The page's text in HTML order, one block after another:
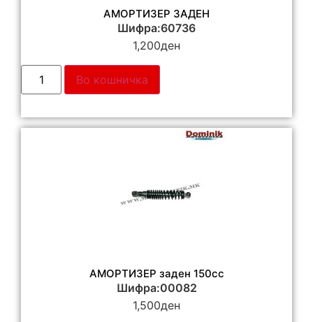
АМОРТИЗЕР ЗАДЕН
Шифра:60736
1,200ден
Во кошничка
АМОРТИЗЕР заден 150сс
Шифра:00082
1,500ден